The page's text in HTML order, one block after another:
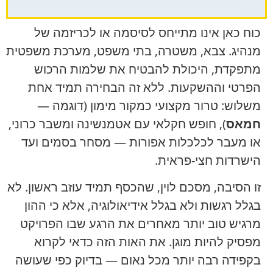
כוח כאן אינו מתייחס לסיסמה או לכריזמה של
מנהיג. צבא, משטרה, בתי משפט, מערכת משפטית
מתפקדת, היכולת להבטיח את שלמות הרכוש
הפרטי וההשקעות. ללא זה הבחירה תמיד אחת
משלוש: טרור מקצועי כמקור מימון (דוגמה —
חמאס), חופש חקלאי עם אטמנשינה ומשבר כרוני,
או מעבר לכלכלות אפורות — מסחר בסמים ועד
הישרדות חצי-פראית.
זו הסיבה, מסכם לוין, שהכסף תמיד עוזב ראשון. לא
בגלל רגשות ולא בגלל אידיאולוגיה, אלא כי ההון
מרגיש טוב יותר מאחרים את הרגע שבו הפרויקט
מפסיק להיות מוגן. את האות הזה כדאי לקרוא
בקפידה רבה יותר מכל נאום — בדיוק כפי שעושה